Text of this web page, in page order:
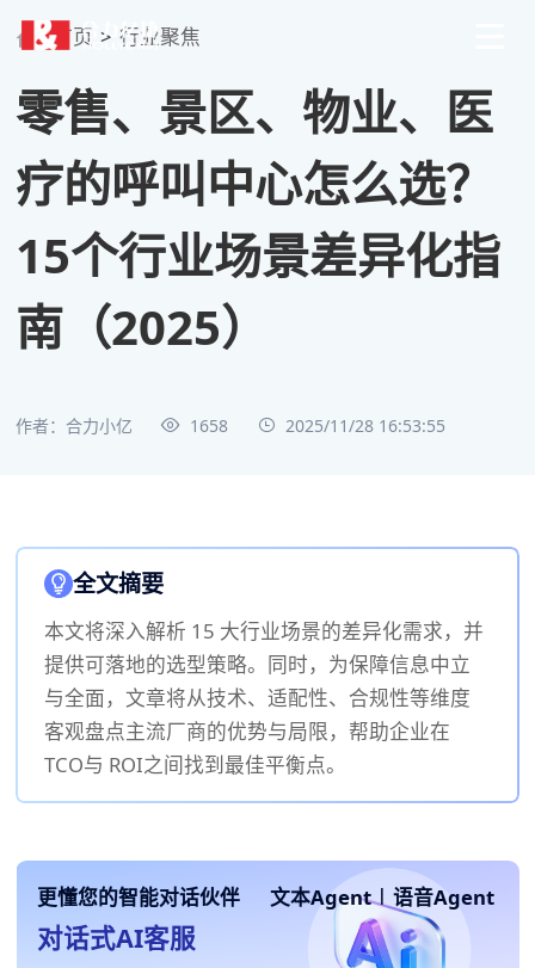
首页 > 行业聚焦
零售、景区、物业、医
疗的呼叫中心怎么选？
15个行业场景差异化指
南（2025）
作者：合力小亿 1658 2025/11/28 16:53:55
全文摘要
本文将深入解析 15 大行业场景的差异化需求，并
提供可落地的选型策略。同时，为保障信息中立
与全面，文章将从技术、适配性、合规性等维度
客观盘点主流厂商的优势与局限，帮助企业在
TCO与 ROI之间找到最佳平衡点。
更懂您的智能对话伙伴 文本Agent | 语音Agent
对话式AI客服